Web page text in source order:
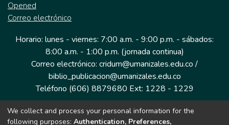
Opened
Correo electrónico
Horario: lunes - viernes: 7:00 a.m. - 9:00 p.m. - sábados:
8:00 a.m. - 1:00 p.m. (jornada continua)
Correo electrónico: cridum@umanizales.edu.co /
biblio_publicacion@umanizales.edu.co
Teléfono (606) 8879680 Ext: 1228 - 1229
Dirección: Cra 9 a # 19-03 Edificio histórico, piso 1
We collect and process your personal information for the
following purposes: Authentication, Preferences,